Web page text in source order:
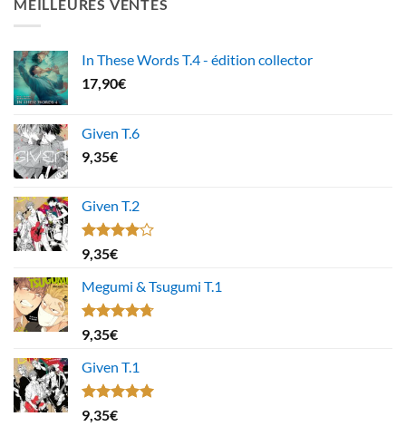
MEILLEURES VENTES
In These Words T.4 - édition collector
17,90€
Given T.6
9,35€
Given T.2
Note
4.00
5
9,35€
Megumi & Tsugumi T.1
Note4.67
sur 5
9,35€
Given T.1
Note5.00
sur 5
9,35€